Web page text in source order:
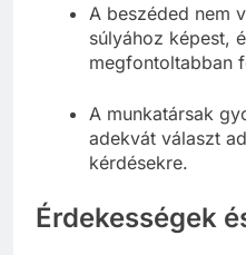
A beszéded nem
súlyához képest,
megfontoltabban
A munkatársak
adekvát választ
kérdésekre.
Érdekességek